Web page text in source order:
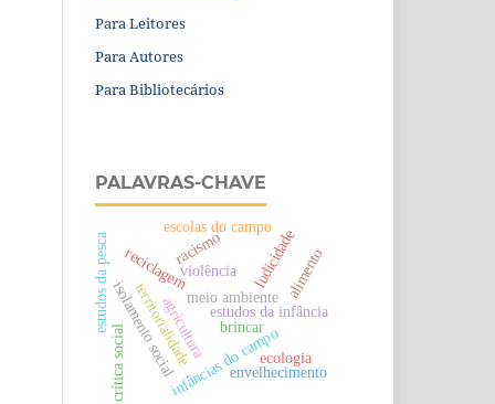
Para Leitores
Para Autores
Para Bibliotecários
PALAVRAS-CHAVE
violência
meio ambiente
isolamento social estudos da infância
infâncias do campo
brincar
envelhecimento
reciclagem ludicidade
estudos da pesca agricultura
crítica socialterritorialidade ecologia
racismo
escolas do campo
alimento